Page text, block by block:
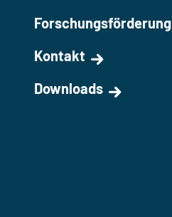
Forschungsförderung
Kontakt
Downloads